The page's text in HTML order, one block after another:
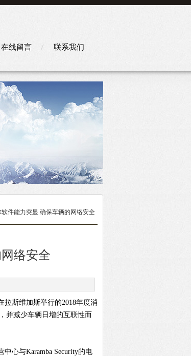
在线留言 联系我们
件能力突显 确保车辆的网络安全
络安全
拉斯维加斯举行的2018年度消
并减少车辆日增的互联性而
中心与Karamba Security的电